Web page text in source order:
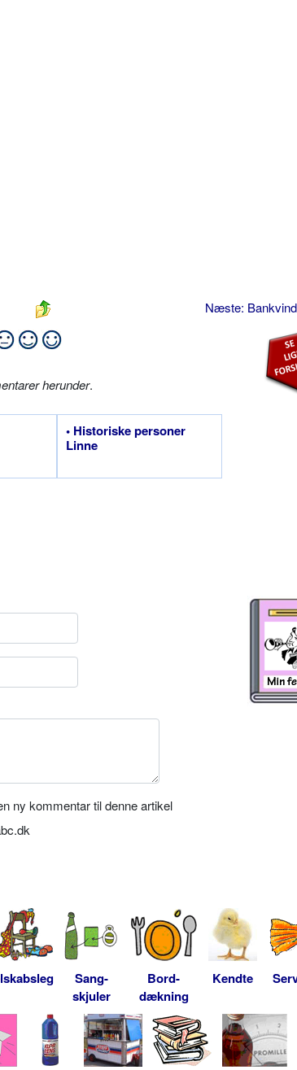
Næste:
herunder.
• Historiske personer
Linne
ny kommentar til denne artikel
Sang-
skjuler
Bord-
dækning
Kendte